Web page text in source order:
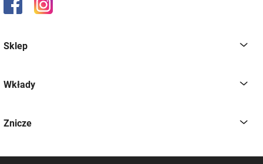
Sklep
Wkłady
Znicze